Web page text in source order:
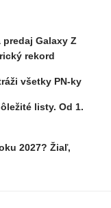
Galaxy Z
rekord
všetky PN-ky
listy. Od 1.
2027? Žiaľ,